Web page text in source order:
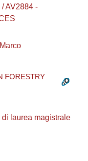
AV2884 -
FORESTRY
laurea magistrale